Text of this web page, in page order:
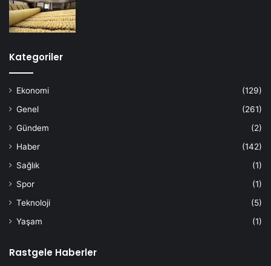
Kategoriler
Ekonomi
(129)
Genel
(261)
Gündem
(2)
Haber
(142)
Sağlık
(1)
Spor
(1)
Teknoloji
(5)
Yaşam
(1)
Rastgele Haberler